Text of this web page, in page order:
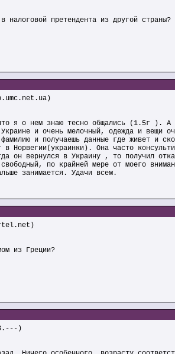
налоговой претендента из другой страны?
я о нем знаю тесно общались (1.5г ). А
и очень мелочный, одежда и вещи
и получаешь данные где живет и
в Норвегии(украинки). Она часто
он вернулся в Украину , то получил
по крайней мере от моего
занимается. Удачи всем.
из Греции?
)